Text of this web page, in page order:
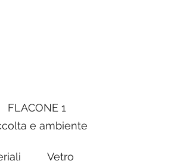
FLACONE 1
e ambiente
Vetro